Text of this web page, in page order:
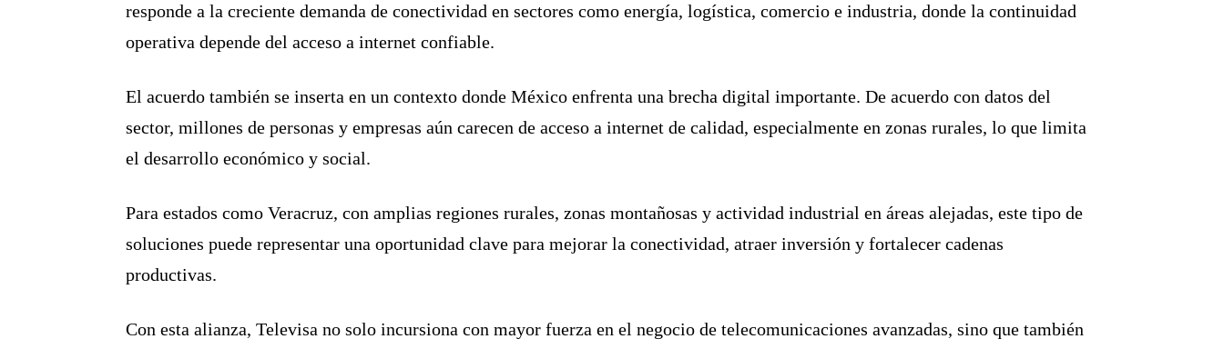
responde a la creciente demanda de conectividad en sectores como energía, logística, comercio e industria, donde la continuidad
operativa depende del acceso a internet confiable.
El acuerdo también se inserta en un contexto donde México enfrenta una brecha digital importante. De acuerdo con datos del
sector, millones de personas y empresas aún carecen de acceso a internet de calidad, especialmente en zonas rurales, lo que limita
el desarrollo económico y social.
Para estados como Veracruz, con amplias regiones rurales, zonas montañosas y actividad industrial en áreas alejadas, este tipo de
soluciones puede representar una oportunidad clave para mejorar la conectividad, atraer inversión y fortalecer cadenas
productivas.
Con esta alianza, Televisa no solo incursiona con mayor fuerza en el negocio de telecomunicaciones avanzadas, sino que también